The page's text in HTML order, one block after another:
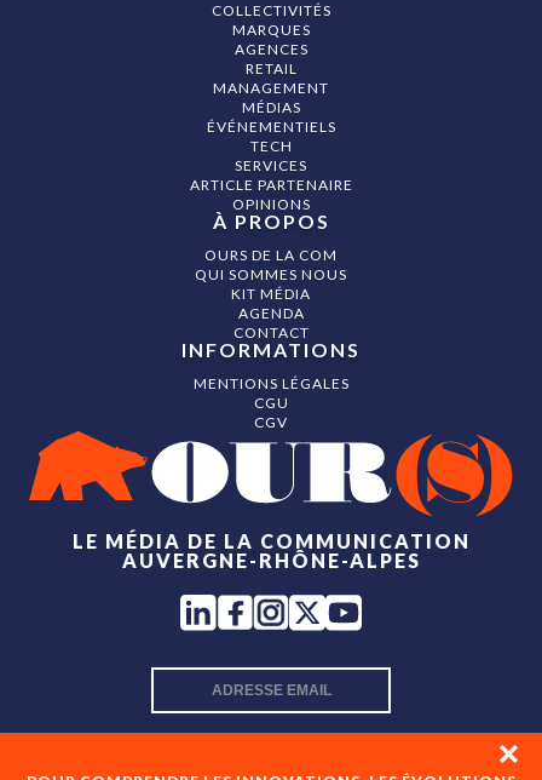
LE MÉDIA DE LA COMMUNICATION
AUVERGNE-RHÔNE-ALPES
COLLECTIVITÉS
MARQUES
AGENCES
RETAIL
MANAGEMENT
MÉDIAS
ÉVÉNEMENTIELS
TECH
SERVICES
ARTICLE PARTENAIRE
OPINIONS
À PROPOS
OURS DE LA COM
QUI SOMMES NOUS
KIT MÉDIA
AGENDA
CONTACT
INFORMATIONS
MENTIONS LÉGALES
CGU
CGV